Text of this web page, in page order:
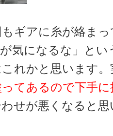
ギアに糸が絡ま
が気になるな」と
れかと思います
てあるので下手
せが悪くなると